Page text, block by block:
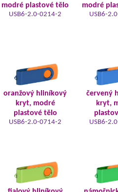
modré plastové tělo
USB6-2.0-0214-2
modré
USB6-
oranžový hliníkový
kryt, modré
plastové tělo
USB6-2.0-0714-2
červený
kryt,
USB6-